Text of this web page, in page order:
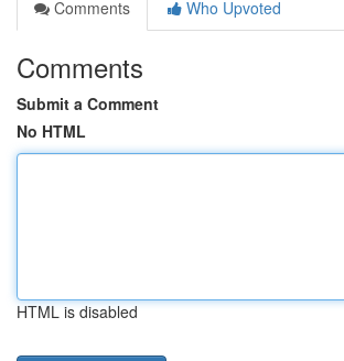
Comments
Who Upvoted
Comments
Submit a Comment
No HTML
HTML is disabled